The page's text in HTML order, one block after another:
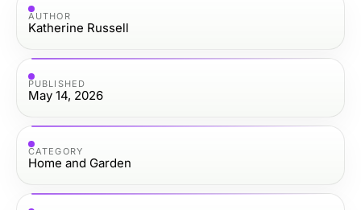
AUTHOR
Katherine Russell
PUBLISHED
May 14, 2026
CATEGORY
Home and Garden